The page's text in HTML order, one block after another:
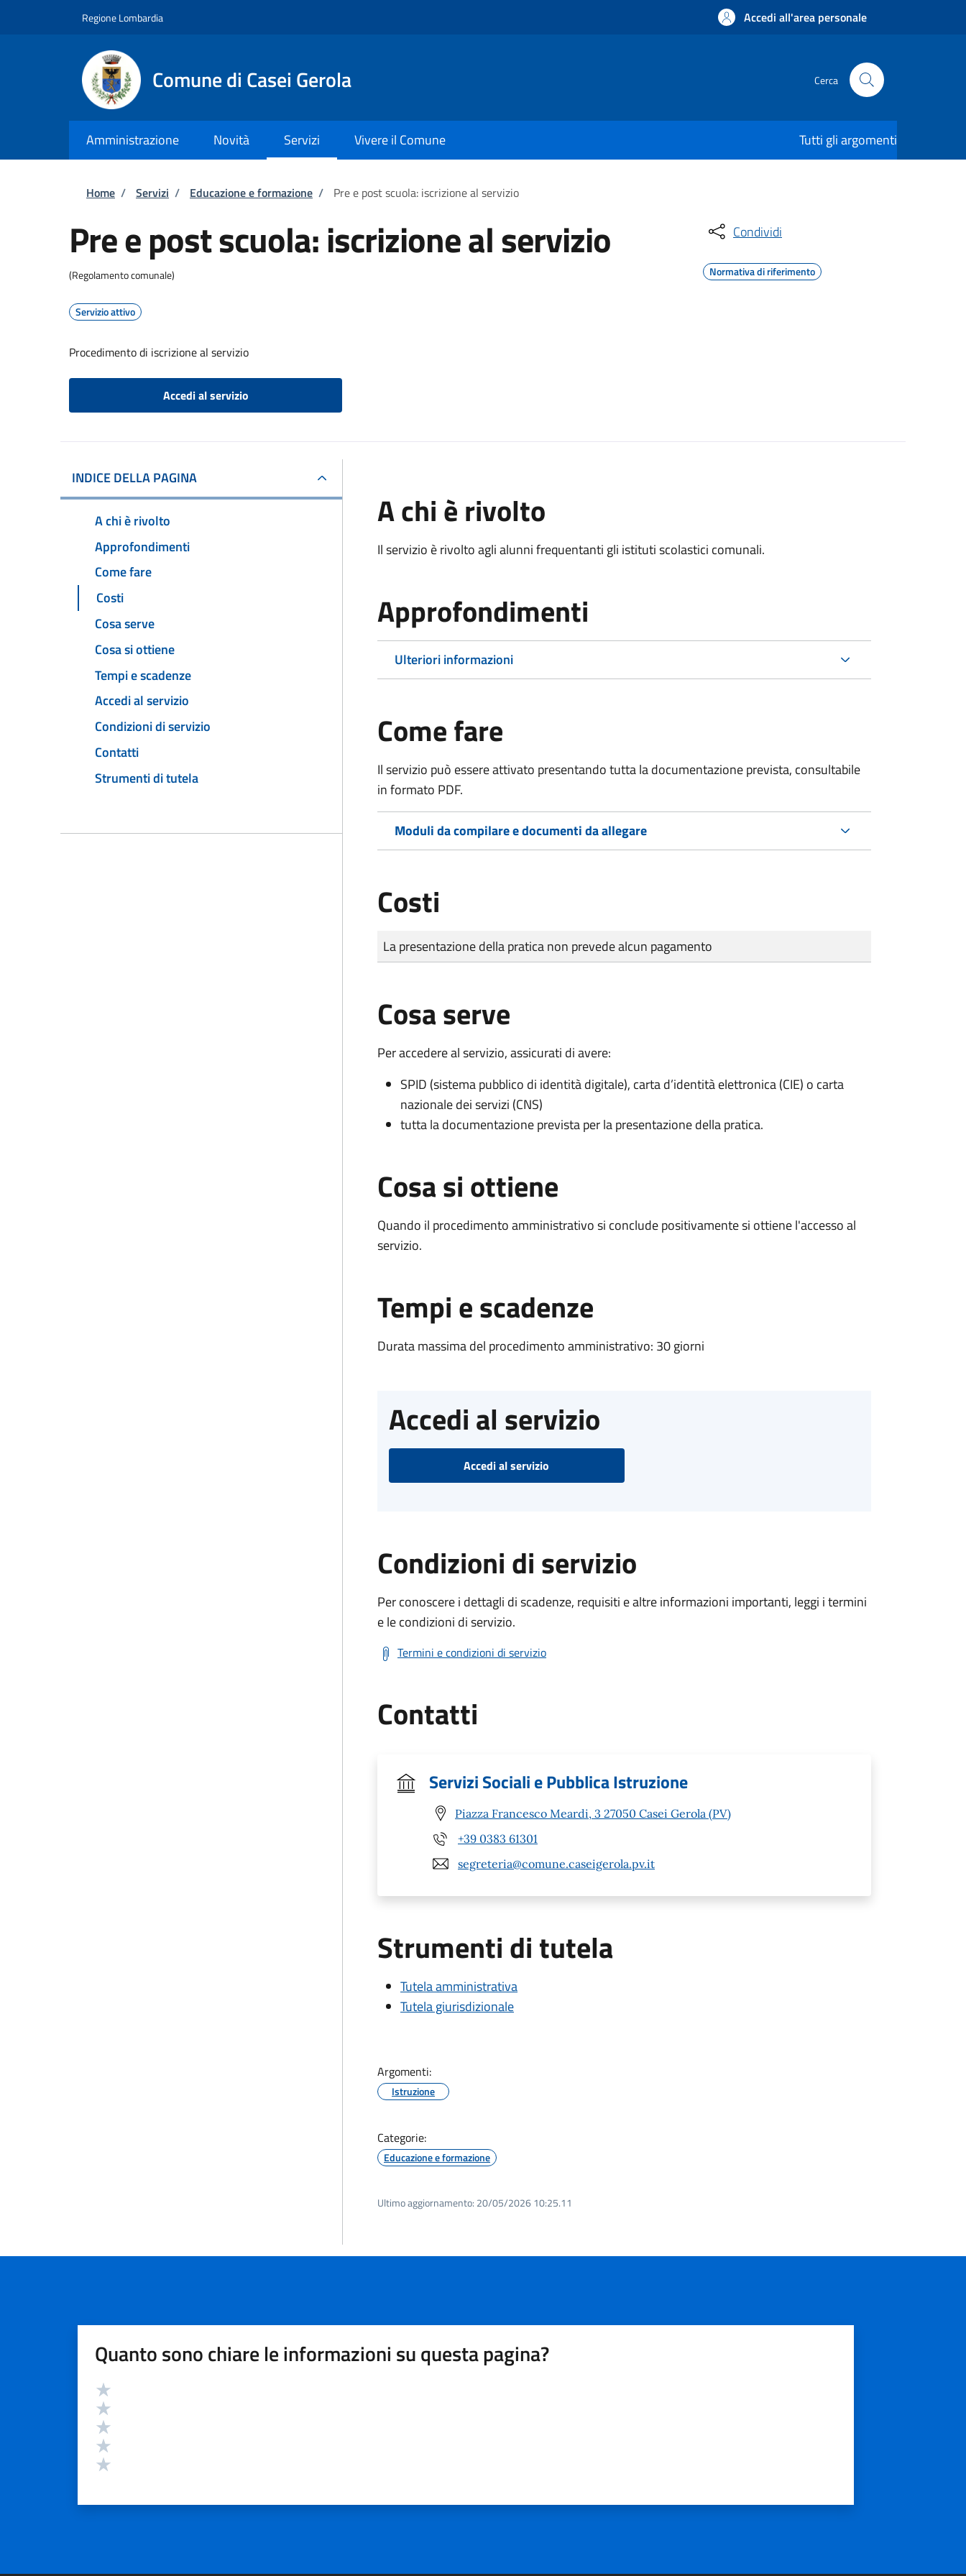
Regione Lombardia Accedi all'area personale
Comune di Casei Gerola Cerca
Amministrazione Novità Servizi Vivere il Comune Tutti gli argomenti
Briciole di pane
Home / Servizi / Educazione e formazione / Pre e post scuola: iscrizione al servizio
Pre e post scuola: iscrizione al servizio
(Regolamento comunale)
Servizio attivo
Procedimento di iscrizione al servizio
Accedi al servizio
Condividi
Normativa di riferimento
INDICE DELLA PAGINA
A chi è rivolto
Approfondimenti
Come fare
Costi
Cosa serve
Cosa si ottiene
Tempi e scadenze
Accedi al servizio
Condizioni di servizio
Contatti
Strumenti di tutela
A chi è rivolto
Il servizio è rivolto agli alunni frequentanti gli istituti scolastici comunali.
Approfondimenti
Ulteriori informazioni
Come fare
Il servizio può essere attivato presentando tutta la documentazione prevista, consultabile
in formato PDF.
Moduli da compilare e documenti da allegare
Costi
Tipo di pagamento
Importo
La presentazione della pratica non prevede alcun pagamento
Cosa serve
Per accedere al servizio, assicurati di avere:
SPID (sistema pubblico di identità digitale), carta d’identità elettronica (CIE) o carta
nazionale dei servizi (CNS)
tutta la documentazione prevista per la presentazione della pratica.
Cosa si ottiene
Quando il procedimento amministrativo si conclude positivamente si ottiene l'accesso al
servizio.
Tempi e scadenze
Durata massima del procedimento amministrativo: 30 giorni
Accedi al servizio
Accedi al servizio
Condizioni di servizio
Per conoscere i dettagli di scadenze, requisiti e altre informazioni importanti, leggi i termini
e le condizioni di servizio.
Termini e condizioni di servizio
Contatti
Servizi Sociali e Pubblica Istruzione
Piazza Francesco Meardi, 3 27050 Casei Gerola (PV)
+39 0383 61301
segreteria@comune.caseigerola.pv.it
Strumenti di tutela
Tutela amministrativa
Tutela giurisdizionale
Argomenti:
Istruzione
Categorie:
Educazione e formazione
Ultimo aggiornamento: 20/05/2026 10:25.11
Quanto sono chiare le informazioni su questa pagina?
Valutazione